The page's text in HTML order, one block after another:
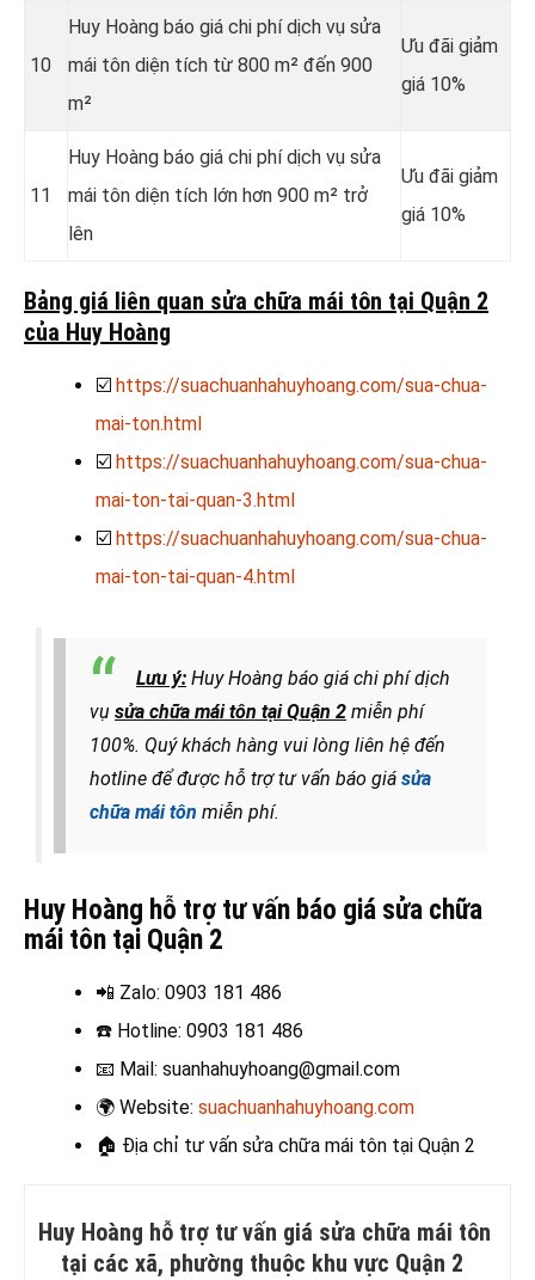
10
Huy Hoàng báo giá chi phí dịch vụ sửa
mái tôn diện tích từ 800 m² đến 900
m²
Ưu đãi giảm
giá 10%
11
Huy Hoàng báo giá chi phí dịch vụ sửa
mái tôn diện tích lớn hơn 900 m² trở
lên
Ưu đãi giảm
giá 10%
Bảng giá liên quan sửa chữa mái tôn tại Quận 2
của Huy Hoàng
☑️ https://suachuanhahuyhoang.com/sua-chua-
mai-ton.html
☑️ https://suachuanhahuyhoang.com/sua-chua-
mai-ton-tai-quan-3.html
☑️ https://suachuanhahuyhoang.com/sua-chua-
mai-ton-tai-quan-4.html
Lưu ý: Huy Hoàng báo giá chi phí dịch
vụ sửa chữa mái tôn tại Quận 2 miễn phí
100%. Quý khách hàng vui lòng liên hệ đến
hotline để được hỗ trợ tư vấn báo giá sửa
chữa mái tôn miễn phí.
Huy Hoàng hỗ trợ tư vấn báo giá sửa chữa
mái tôn tại Quận 2
📲 Zalo: 0903 181 486
☎️ Hotline: 0903 181 486
📧 Mail: suanhahuyhoang@gmail.com
🌍 Website: suachuanhahuyhoang.com
🏠 Địa chỉ tư vấn sửa chữa mái tôn tại Quận 2
Huy Hoàng hỗ trợ tư vấn giá sửa chữa mái tôn
tại các xã, phường thuộc khu vực Quận 2